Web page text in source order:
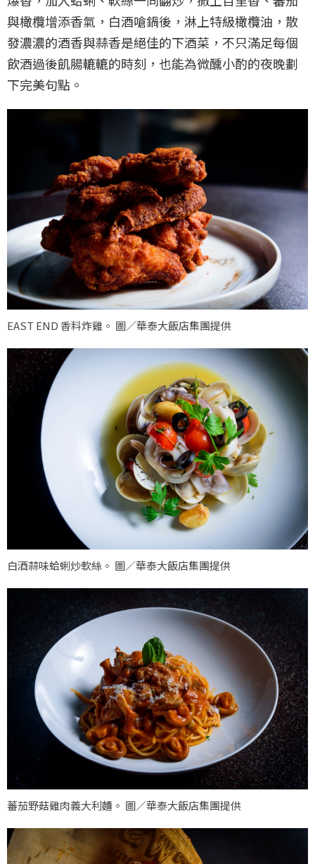
與橄欖增添香氣，白酒嗆鍋後，淋上特級橄欖油，散
發濃濃的酒香與蒜香是絕佳的下酒菜，不只滿足每個
飲酒過後飢腸轆轆的時刻，也能為微醺小酌的夜晚劃
下完美句點。
EAST END 香料炸雞。 圖／華泰大飯店集團提供
白酒蒜味蛤蜊炒軟絲。 圖／華泰大飯店集團提供
蕃茄野菇雞肉義大利麵。 圖／華泰大飯店集團提供